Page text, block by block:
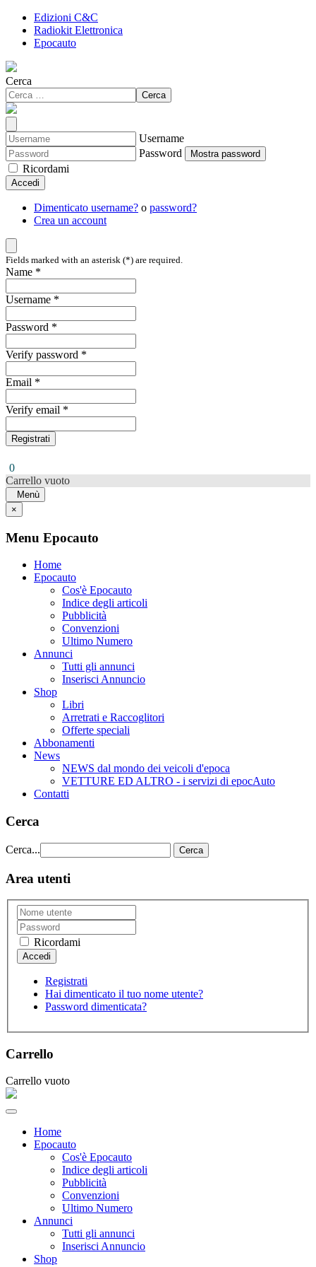
Edizioni C&C
Radiokit Elettronica
Epocauto
Cerca
Cerca
Username
Password
Mostra password
Ricordami
Accedi
Dimenticato username? o password?
Crea un account
Fields marked with an asterisk (*) are required.
Name *
Username *
Password *
Verify password *
Email *
Verify email *
Registrati
0
Carrello vuoto
Menù
×
Menu Epocauto
Home
Epocauto
Cos'è Epocauto
Indice degli articoli
Pubblicità
Convenzioni
Ultimo Numero
Annunci
Tutti gli annunci
Inserisci Annuncio
Shop
Libri
Arretrati e Raccoglitori
Offerte speciali
Abbonamenti
News
NEWS dal mondo dei veicoli d'epoca
VETTURE ED ALTRO - i servizi di epocAuto
Contatti
Cerca
Cerca... Cerca
Area utenti
Ricordami
Registrati
Hai dimenticato il tuo nome utente?
Password dimenticata?
Carrello
Carrello vuoto
Home
Epocauto
Cos'è Epocauto
Indice degli articoli
Pubblicità
Convenzioni
Ultimo Numero
Annunci
Tutti gli annunci
Inserisci Annuncio
Shop